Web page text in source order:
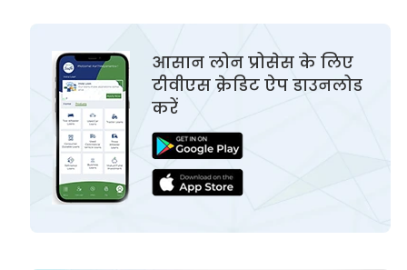
आसान लोन प्रोसेस के लिए
टीवीएस क्रेडिट ऐप डाउनलोड
करें